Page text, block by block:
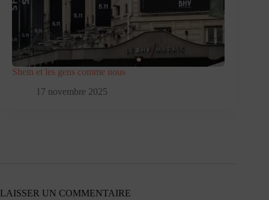
Shein et les gens comme nous
17 novembre 2025
LAISSER UN COMMENTAIRE